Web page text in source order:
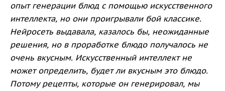
опыт генерации блюд с помощью искусственного
интеллекта, но они проигрывали бой классике.
Нейросеть выдавала, казалось бы, неожиданные
решения, но в проработке блюдо получалось не
очень вкусным. Искусственный интеллект не
может определить, будет ли вкусным это блюдо.
Потому рецепты, которые он генерировал, мы